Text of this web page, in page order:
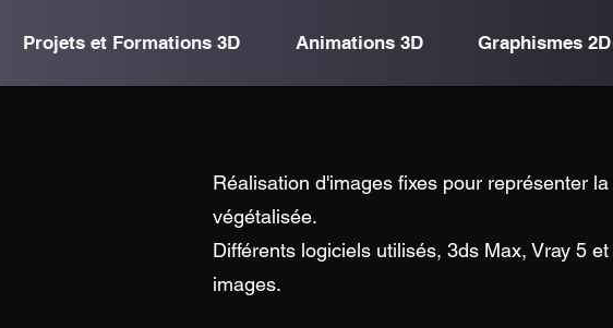
Projets et Formations 3D Animations 3D Graphismes 2D
Réalisation d'images fixes pour représenter
végétalisée.
Différents logiciels utilisés, 3ds Max, Vray 5
images.